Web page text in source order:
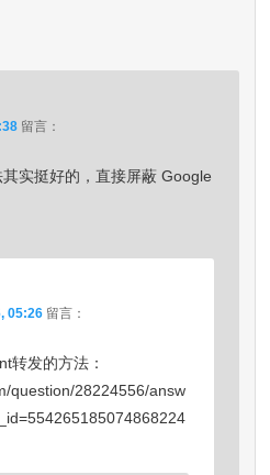
留言：
实挺好的，直接屏蔽 Google
05:26 留言：
转发的方法：
question/28224556/answ